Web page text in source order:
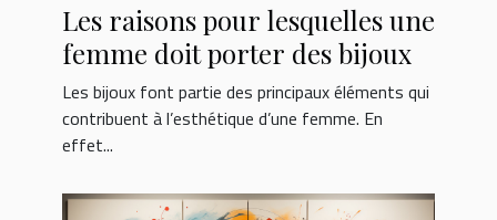
Les raisons pour lesquelles une
femme doit porter des bijoux
Les bijoux font partie des principaux éléments qui
contribuent à l’esthétique d’une femme. En
effet...